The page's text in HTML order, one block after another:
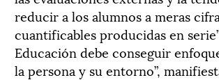
reducir a los alumnos a meras
cuantificables producidas en
Educación debe conseguir
la persona y su entorno”,